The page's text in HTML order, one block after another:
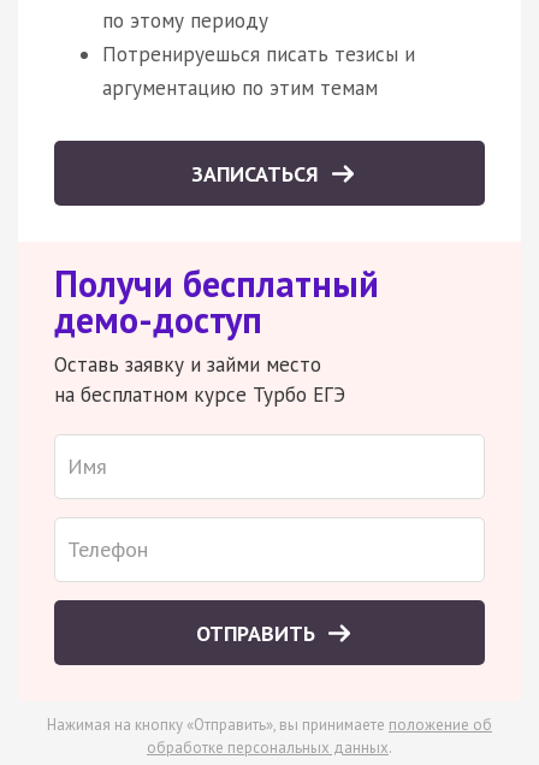
по этому периоду
Потренируешься писать тезисы и
аргументацию по этим темам
ЗАПИСАТЬСЯ
Получи бесплатный
демо-доступ
Оставь заявку и займи место
на бесплатном курсе Турбо ЕГЭ
ОТПРАВИТЬ
Нажимая на кнопку «Отправить», вы принимаете положение об
обработке персональных данных.